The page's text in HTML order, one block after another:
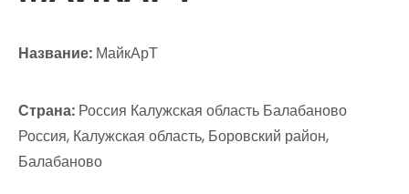
Название: МайкАрТ
Страна: Россия Калужская область Балабаново
Россия, Калужская область, Боровский район,
Балабаново